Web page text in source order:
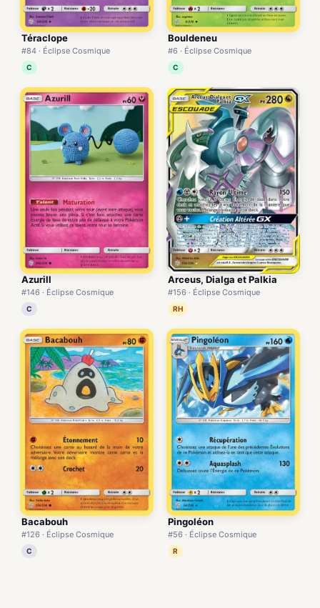
Téraclope
#84 · Éclipse Cosmique
C
Bouldeneu
#6 · Éclipse Cosmique
C
Azurill
#146 · Éclipse Cosmique
C
Arceus, Dialga et Palkia
#156 · Éclipse Cosmique
RH
Bacabouh
#126 · Éclipse Cosmique
C
Pingoléon
#56 · Éclipse Cosmique
R